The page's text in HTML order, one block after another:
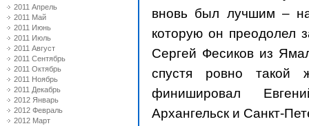
2011 Апрель
2011 Май
2011 Июнь
2011 Июль
2011 Август
2011 Сентябрь
2011 Октябрь
2011 Ноябрь
2011 Декабрь
2012 Январь
2012 Февраль
2012 Март
вновь был лучшим –
которую он преодолел
Сергей Фесиков из
спустя ровно такой
финишировал
Архангельск и Санкт-